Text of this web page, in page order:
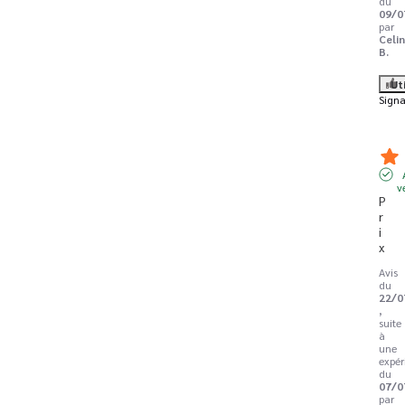
09/
par
B.
P
r
i
x
Avis
du
22/
,
suite
à
une
du
07/
par